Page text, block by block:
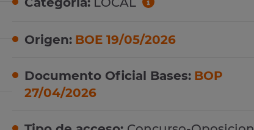
Origen: BOE 19/05/2026
Documento Oficial Bases: BOP
27/04/2026